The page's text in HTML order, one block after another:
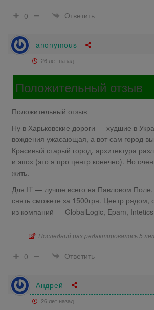
0 Ответить
anonymous
26 лет назад
Положительный отзыв
Положительный отзыв
Ну в Харьковские дороги — худшие в
вождения ужасающая, а вот сам город
Красивый старый город, архитектура
и эпох (это я про центр конечно). Но
жить.
Для IT — лучше всего на Павловом
снять сможете за 1500грн. Центр рядом,
из компаний — GlobalLogic, Epam,
Последний раз редактировалось 5
0 Ответить
Андрей
26 лет назад